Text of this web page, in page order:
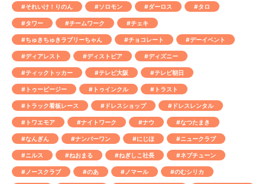
#それいけ！りのん #ソロモン #ダーロス #タロ
#タワー #チームワーク #チェキ
#ちゅきちゅきラブリーちゃん #チョコレート #デーイベント
#ディアレスト #ディストピア #ディズニー
#ティックトッカー #テレビ大阪 #テレビ朝日
#トゥービージー #トゥインクル #トラスト
#トラック看板レース #ドレスショップ #ドレスレンタル
#トワエモア #ナイトワーク #ナウ #なつたまき
#なんぎん #ナンバーワン #にじほ #ニュークラブ
#ニルス #ねおまる #ねぎしこ社長 #ネプチューン
#ノースクラブ #のあ #ノマール #のむシリカ